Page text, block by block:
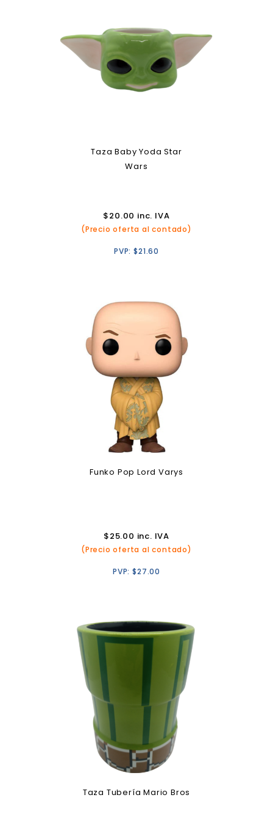
Taza Baby Yoda Star
Wars
$20.00 inc. IVA
(Precio oferta al contado)
PVP:$21.60
Funko Pop Lord Varys
$25.00 inc. IVA
(Precio oferta al contado)
PVP:$27.00
Taza Tubería Mario Bros